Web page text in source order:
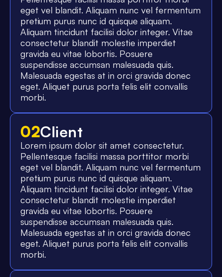
eget vel blandit. Aliquam nunc vel fermentum
pretium purus nunc id quisque aliquam.
Aliquam tincidunt facilisi dolor integer. Vitae
consectetur blandit molestie imperdiet
gravida eu vitae lobortis. Posuere
suspendisse accumsan malesuada quis.
Malesuada egestas at in orci gravida donec
eget. Aliquet purus porta felis elit convallis
morbi.
02Client
Lorem ipsum dolor sit amet consectetur.
Pellentesque facilisi massa porttitor morbi
eget vel blandit. Aliquam nunc vel fermentum
pretium purus nunc id quisque aliquam.
Aliquam tincidunt facilisi dolor integer. Vitae
consectetur blandit molestie imperdiet
gravida eu vitae lobortis. Posuere
suspendisse accumsan malesuada quis.
Malesuada egestas at in orci gravida donec
eget. Aliquet purus porta felis elit convallis
morbi.